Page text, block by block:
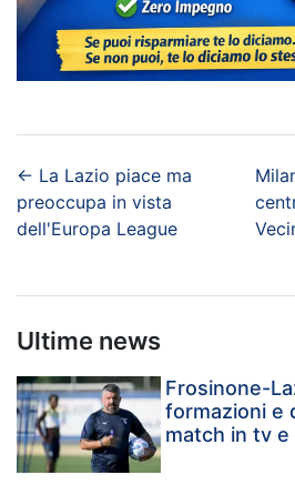
← La Lazio piace ma
preoccupa in vista
dell'Europa League
Ultime news
Frosinone-
formazioni e
match in tv